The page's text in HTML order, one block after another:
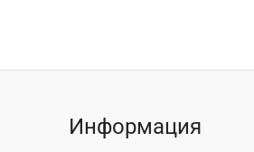
Информация